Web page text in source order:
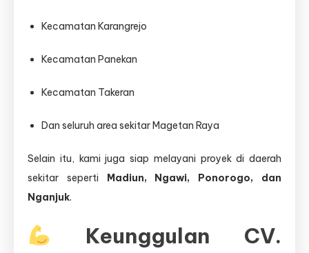
Kecamatan Karangrejo
Kecamatan Panekan
Kecamatan Takeran
Dan seluruh area sekitar Magetan Raya
Selain itu, kami juga siap melayani proyek di daerah
sekitar seperti Madiun, Ngawi, Ponorogo, dan
Nganjuk.
Keunggulan CV.